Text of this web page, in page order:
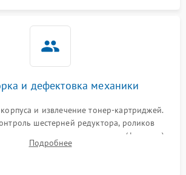
и дефектовка механики
и извлечение тонер-картриджей.
шестерней редуктора, роликов
и прижимного вала в печи (фьюзере).
оптики сканера на загрязнения.
Подробнее